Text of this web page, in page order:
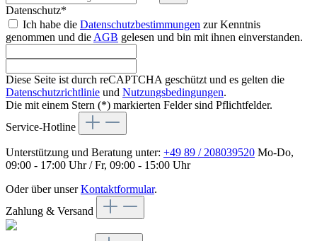
Datenschutz*
Ich habe die Datenschutzbestimmungen zur Kenntnis
genommen und die AGB gelesen und bin mit ihnen einverstanden.
Diese Seite ist durch reCAPTCHA geschützt und es gelten die
Datenschutzrichtlinie und Nutzungsbedingungen.
Die mit einem Stern (*) markierten Felder sind Pflichtfelder.
Service-Hotline
Unterstützung und Beratung unter: +49 89 / 208039520 Mo-Do,
09:00 - 17:00 Uhr / Fr, 09:00 - 15:00 Uhr
Oder über unserKontaktformular.
Zahlung & Versand